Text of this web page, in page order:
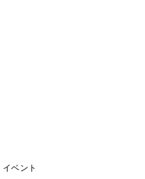
イベント